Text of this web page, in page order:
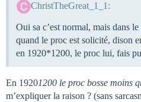
ChristTheGreat_1_1:
Oui sa c’est normal, mais dans
quand le proc est solicité, dison
en 1920*1200, le proc lui, fais
En 19201200 le proc bosse moins
m’expliquer la raison ? (sans